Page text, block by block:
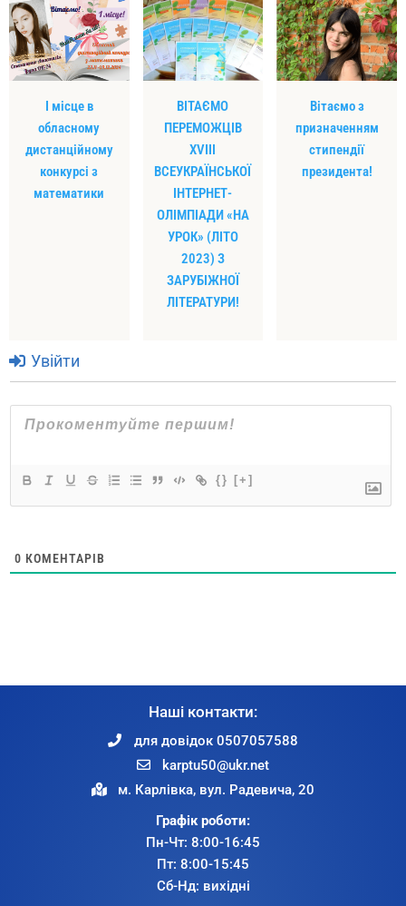
І місце в
обласному
дистанційному
конкурсі з
математики
ВІТАЄМО
ПЕРЕМОЖЦІВ
XVIII
ВСЕУКРАЇНСЬКОЇ
ІНТЕРНЕТ-
ОЛІМПІАДИ «НА
УРОК» (ЛІТО
2023) З
ЗАРУБІЖНОЇ
ЛІТЕРАТУРИ!
Вітаємо з
призначенням
стипендії
президента!
Увійти
{} [+]
0 КОМЕНТАРІВ
Наші контакти:
для довідок 0507057588
karptu50@ukr.net
м. Карлівка, вул. Радевича, 20
Графік роботи:
Пн-Чт: 8:00-16:45
Пт: 8:00-15:45
Сб-Нд: вихідні